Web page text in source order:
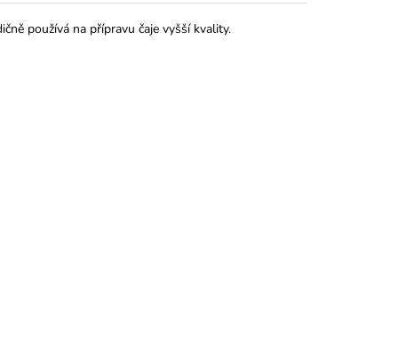
používá na přípravu čaje vyšší kvality.